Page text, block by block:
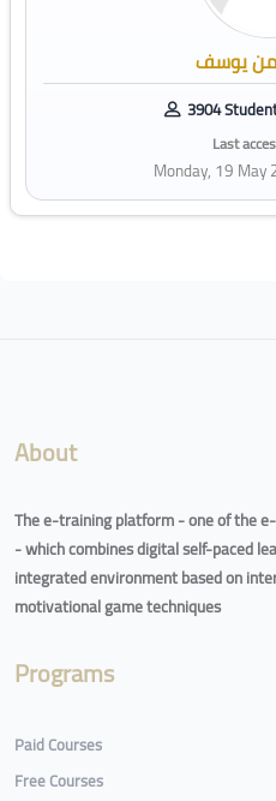
يوسف
3904
Last
Monday, 19
About
The e-training platform - one of the
- which combines digital self-paced
integrated environment based on
motivational game techniques
Programs
Paid Courses
Free Courses